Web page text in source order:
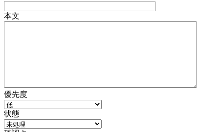
本文
優先度
状態